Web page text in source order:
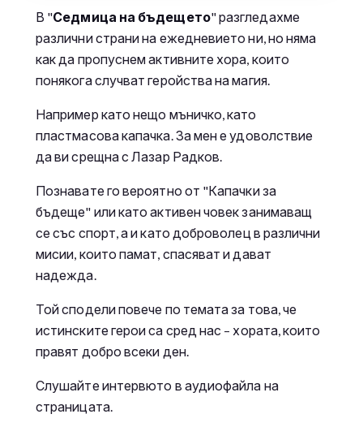
В "Седмица на бъдещето" разгледахме
различни страни на ежедневието ни, но няма
как да пропуснем активните хора, които
понякога случват геройства на магия.
Например като нещо мъничко, като
пластмасова капачка. За мен е удоволствие
да ви срещна с Лазар Радков.
Познавате го вероятно от "Капачки за
бъдеще" или като активен човек занимаващ
се със спорт, а и като доброволец в различни
мисии, които памат, спасяват и дават
надежда.
Той сподели повече по темата за това, че
истинските герои са сред нас – хората, които
правят добро всеки ден.
Слушайте интервюто в аудиофайла на
страницата.